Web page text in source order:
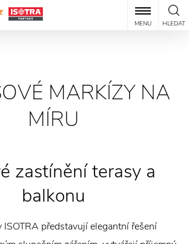
HLEDAT
MENU
MARKÍZY NA
MÍRU
zastínění terasy a
balkonu
ISOTRA představují elegantní řešení